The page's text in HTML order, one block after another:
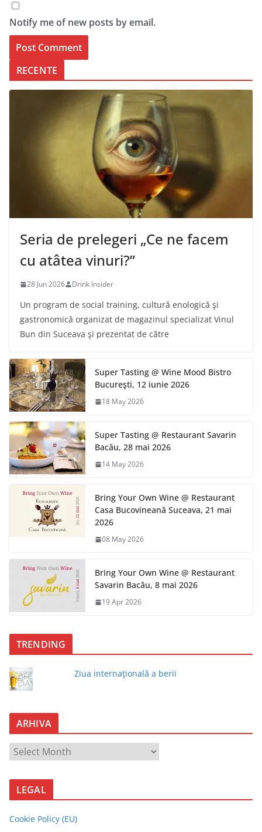
Notify me of new posts by email.
RECENTE
Seria de prelegeri „Ce ne facem
cu atâtea vinuri?”
28 Jun 2026 Drink Insider
Un program de social training, cultură enologică şi
gastronomică organizat de magazinul specializat Vinul
Bun din Suceava şi prezentat de către
Super Tasting @ Wine Mood Bistro
Bucureşti, 12 iunie 2026
18 May 2026
Super Tasting @ Restaurant Savarin
Bacău, 28 mai 2026
14 May 2026
Bring Your Own Wine @ Restaurant
Casa Bucovineană Suceava, 21 mai
2026
08 May 2026
Bring Your Own Wine @ Restaurant
Savarin Bacău, 8 mai 2026
19 Apr 2026
TRENDING
Ziua internaţională a berii
ARHIVA
R
H
A
LEGAL
Cookie Policy (EU)